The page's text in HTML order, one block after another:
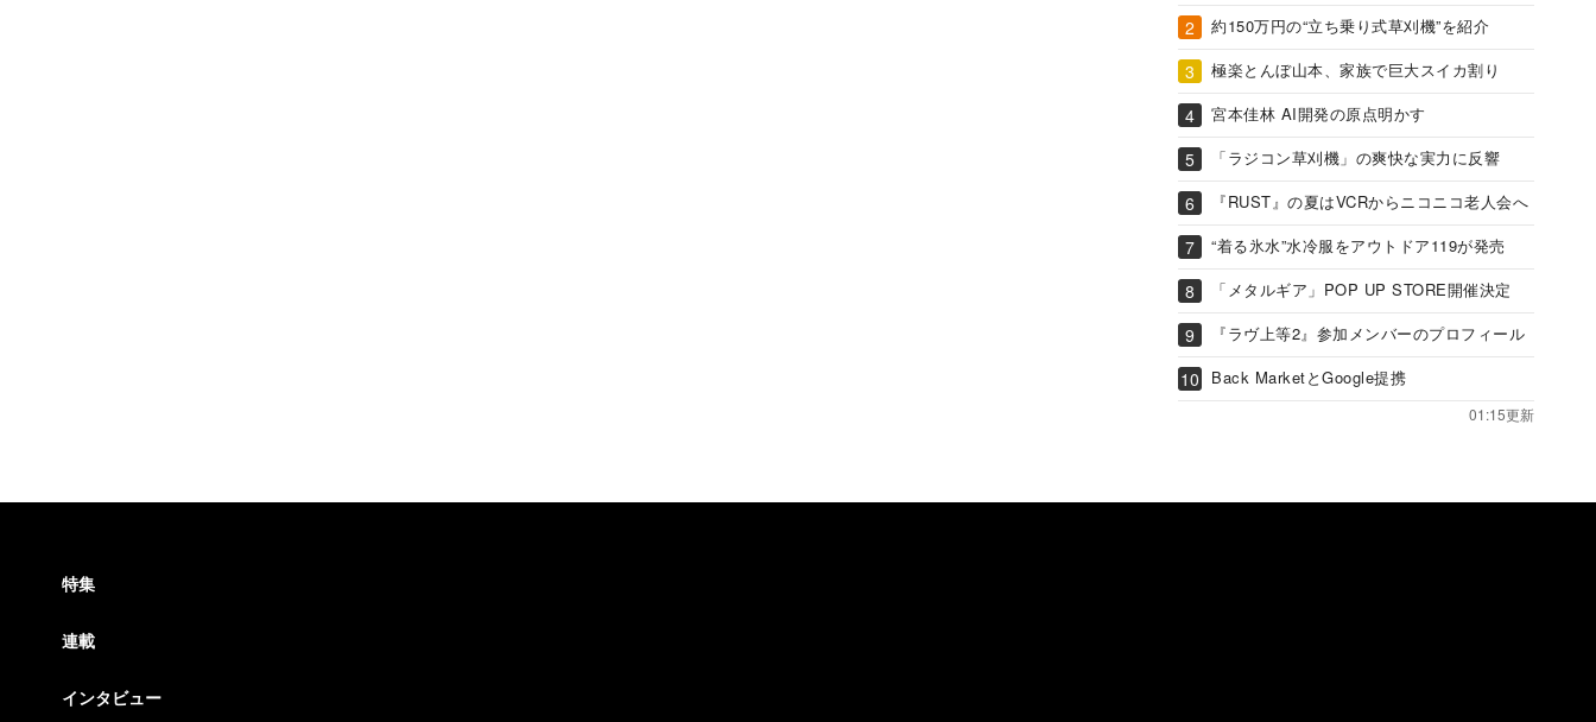
約150万円の“立ち乗り式草刈機”を紹介
極楽とんぼ山本、家族で巨大スイカ割り
宮本佳林 AI開発の原点明かす
「ラジコン草刈機」の爽快な実力に反響
『RUST』の夏はVCRからニコニコ老人会へ
“着る氷水”水冷服をアウトドア119が発売
「メタルギア」POP UP STORE開催決定
『ラヴ上等2』参加メンバーのプロフィール
Back MarketとGoogle提携
01:15更新
特集
連載
インタビュー